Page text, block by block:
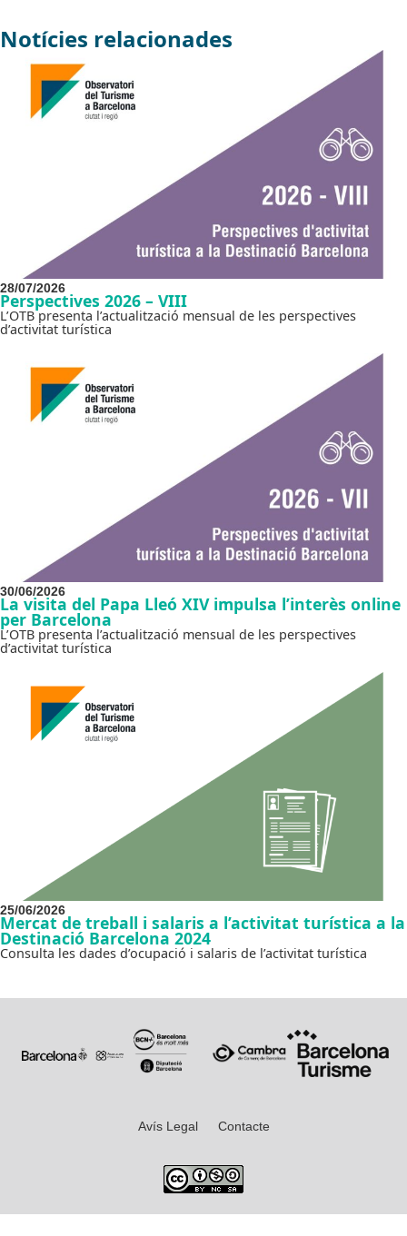
Notícies relacionades
28/07/2026
Perspectives 2026 – VIII
L’OTB presenta l’actualització mensual de les perspectives
d’activitat turística
30/06/2026
La visita del Papa Lleó XIV impulsa l’interès online
per Barcelona
L’OTB presenta l’actualització mensual de les perspectives
d’activitat turística
25/06/2026
Mercat de treball i salaris a l’activitat turística a la
Destinació Barcelona 2024
Consulta les dades d’ocupació i salaris de l’activitat turística
Avís Legal Contacte